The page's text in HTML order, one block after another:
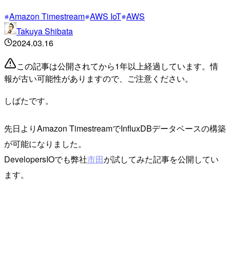
Amazon Timestream AWS IoT AWS
Takuya Shibata
2024.03.16
この記事は公開されてから1年以上経過しています。情
報が古い可能性がありますので、ご注意ください。
しばたです。
先日よりAmazon TimestreamでInfluxDBデータベースの構築
が可能になりました。
DevelopersIOでも弊社市田が試してみた記事を公開してい
ます。